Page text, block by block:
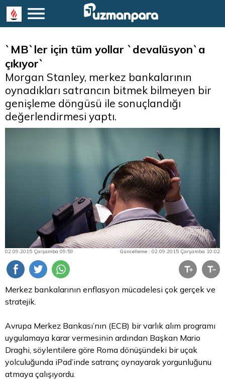
`MB`ler için tüm yollar `devalüsyon`a
çıkıyor`
Morgan Stanley, merkez bankalarının
oynadıkları satrancın bitmek bilmeyen bir
genişleme döngüsü ile sonuçlandığı
değerlendirmesi yaptı.
02.09.2015 Çarşamba 09:59 Güncelleme : 02.09.2015 Çarşamba 10:02
Merkez bankalarının enflasyon mücadelesi çok gerçek ve
stratejik.
Avrupa Merkez Bankası’nın (ECB) bir varlık alım programı
uygulamaya karar vermesinin ardından Başkan Mario
Draghi, söylentilere göre Roma dönüşündeki bir uçak
yolculuğunda iPad’inde satranç oynayarak yorgunluğunu
atmaya çalışıyordu.